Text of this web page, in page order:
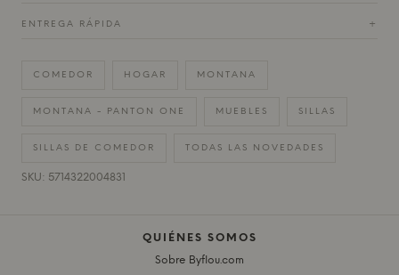
ENTREGA RÁPIDA +
COMEDOR HOGAR MONTANA
MONTANA - PANTON ONE MUEBLES SILLAS
SILLAS DE COMEDOR TODAS LAS NOVEDADES
SKU: 5714322004831
QUIÉNES SOMOS
Sobre Byflou.com